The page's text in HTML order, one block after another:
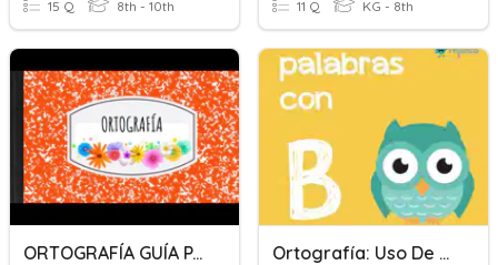
15 Q 8th - 10th 11 Q KG - 8th
ORTOGRAFÍA GUÍA PARA EXAMEN B3P2, LETRAS "LL" Y "Y". Ortografía: Uso De La Letra "b"-B2-P2